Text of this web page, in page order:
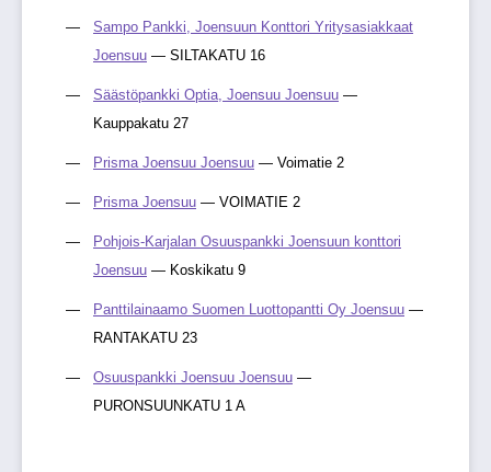
Sampo Pankki, Joensuun Konttori Yritysasiakkaat
Joensuu — SILTAKATU 16
Säästöpankki Optia, Joensuu Joensuu —
Kauppakatu 27
Prisma Joensuu Joensuu — Voimatie 2
Prisma Joensuu — VOIMATIE 2
Pohjois-Karjalan Osuuspankki Joensuun konttori
Joensuu — Koskikatu 9
Panttilainaamo Suomen Luottopantti Oy Joensuu —
RANTAKATU 23
Osuuspankki Joensuu Joensuu —
PURONSUUNKATU 1 A